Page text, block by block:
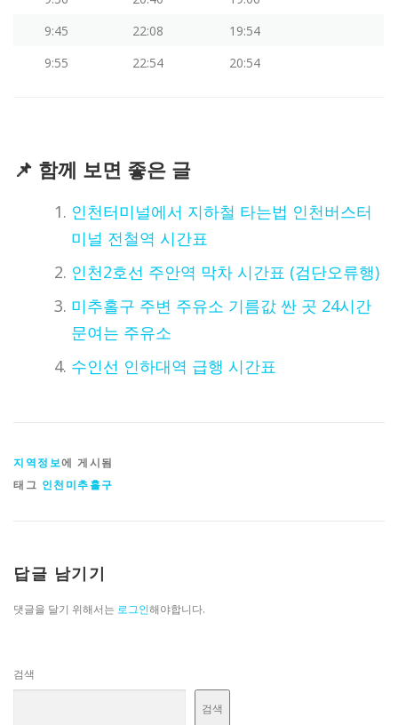
9:45
22:08
19:54
9:55
22:54 20:54
📌 함께 보면 좋은 글
인천터미널에서 지하철 타는법 인천버스터
미널 전철역 시간표
인천2호선 주안역 막차 시간표 (검단오류행)
미추홀구 주변 주유소 기름값 싼 곳 24시간
문여는 주유소
수인선 인하대역 급행 시간표
지역정보에 게시됨
태그 인천미추홀구
답글 남기기
댓글을 달기 위해서는 로그인해야합니다.
검색
검색